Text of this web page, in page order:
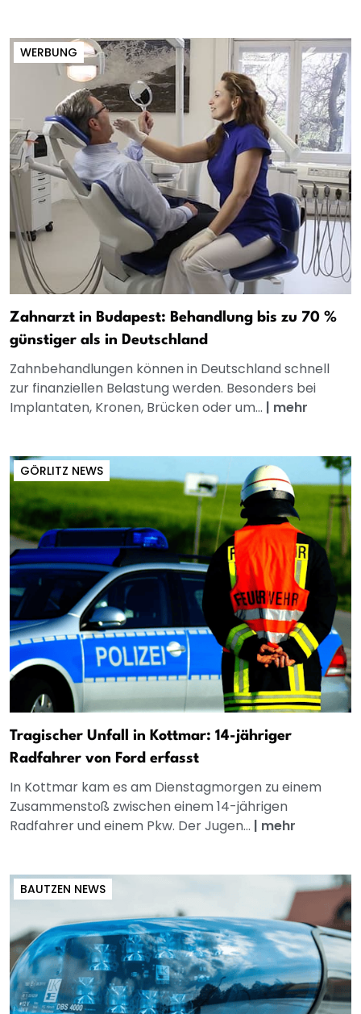
WERBUNG
Zahnarzt in Budapest: Behandlung bis zu 70 %
günstiger als in Deutschland
Zahnbehandlungen können in Deutschland schnell
zur finanziellen Belastung werden. Besonders bei
Implantaten, Kronen, Brücken oder um... | mehr
GÖRLITZ NEWS
Tragischer Unfall in Kottmar: 14-jähriger
Radfahrer von Ford erfasst
In Kottmar kam es am Dienstagmorgen zu einem
Zusammenstoß zwischen einem 14-jährigen
Radfahrer und einem Pkw. Der Jugen... | mehr
BAUTZEN NEWS